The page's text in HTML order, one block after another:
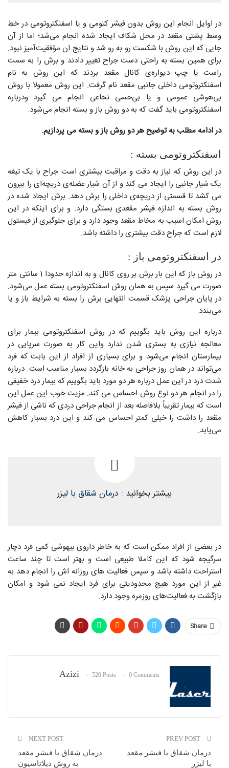
در اوایل انجام این روش بدون فیشر کتومی و یا اسفنکتروتومی در خط
وسط پشتی مقعد در محل شکاف ایجاد شده انجام می‌شد؛ اما از آن
جایی که این روش با شکست رو به رو شد و نتایج ان مؤفقیت‌آمیز نبود.
برای همین بسته به راحتی دست جراح تغییر دادند و برش را به سمت
راست یا چپ دیواره‌ی کانال مقعد بردند که این روش به نام
اسفنکتروتومی داخلی جانبی مقعد نام گرفت. این روش معمولا با روش
بی‌هوشی عمومی و یا بی‌حسی نخاعی انجام می گیرد ودرباره
اسفنکتروتومی باید گفت که به دو روش باز و بسته انجام می‌شود.
در ادامه مطلب به توضیح هر دو روش باز و بسته می پردازیم.
اسفنکتروتومی بسته :
در این روش که نیاز به دقت و مراقبت بیشتری است جراح با یک تیغه
یک شیار جانبی را ایجاد می کند و از آن شیار عضله‌ی دریچه‌ای را بیرون
می کشد تا قسمتی از دریچه‌ی داخلی را برش دهد. برش ایجاد شده در
روش بسته به اندازه فیشر مقعدی بستگی دارد. و برای اینکه در این
روش امکان اسیب به مخاط مقعد وجود دارد و برای جلوگیری از فیستول
لازم است که جراح دقت بیشتری را داشته باشد.
در اسفنکتروتومی باز :
در روش باز که این بار برش بر روی کانال و به اندازه حدودا 1 سانتی متر
صورت می گیرد سپس به همان روش اسفنکتروتومی بسته عمل می‌شود.
در پایان جراحی پزشک قسمت انتهایی برش را بسته به شرایط باز و یا
می‌بندد.
درباره این روش باید بگوییم که در روش اسفنکتروتومی بیمار برای
معالجه نیازی به بستری شدن ندارد واین کار به صورت سرپایی در
بیمارستان انجام می‌شود و برای بسیاری از افراد از این بابت که فرد
می‌تواند در همان روز جراحی به خانه بازگردد بسیار مناسب است. درباره
شدت درد در این عمل درباره هر دو مورد باید بگوییم که بیمار درد خفیفی
را در انجام هر دو نوع روش احساس می کند. مزیت خوب این عمل این
است که بیمار تقریباً بلافاصله بعد از انجام جراحی دردی که ناشی از فیشر
مقعد را داشت را خیلی کمتر احساس می کند و این درد بسیار کاهش
می‌یابد.
بیشتر بخوانید : درمان شقاق با لیزر
در بعضی از افراد ممکن است که به خاطر داروی بیهوشی کمی فرد دچار
سرگیجه شود که این کاملا طبیعی است و بهتر است تا چند ساعت
استراحت داشته باشد و سپس فعالیت های روزانه اش را انجام دهد به
غیر از این مورد هیچ محدودیتی برای فرد ایجاد نمی شود و امکان
بازگشت به فعالیت‌های روزمره وجود دارد.
Share
Azizi 520 Posts 0 Comments
درمان شقاق یا فیشر مقعد
با لیزر
NEXT POST
درمان شقاق یا فیشر مقعد
به روش دیلاتاسیون